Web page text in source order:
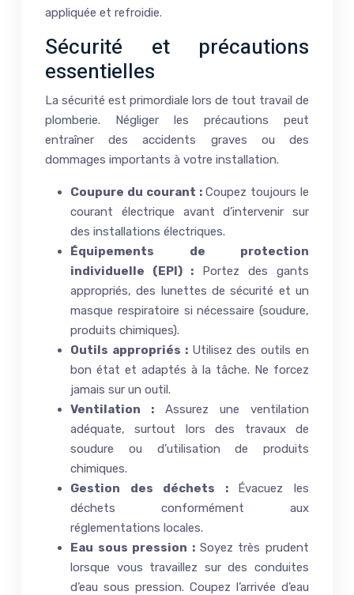
appliquée et refroidie.
Sécurité et précautions
essentielles
La sécurité est primordiale lors de tout travail de
plomberie. Négliger les précautions peut
entraîner des accidents graves ou des
dommages importants à votre installation.
Coupure du courant : Coupez toujours le
courant électrique avant d’intervenir sur
des installations électriques.
Équipements de protection
individuelle (EPI) : Portez des gants
appropriés, des lunettes de sécurité et un
masque respiratoire si nécessaire (soudure,
produits chimiques).
Outils appropriés : Utilisez des outils en
bon état et adaptés à la tâche. Ne forcez
jamais sur un outil.
Ventilation : Assurez une ventilation
adéquate, surtout lors des travaux de
soudure ou d’utilisation de produits
chimiques.
Gestion des déchets : Évacuez les
déchets conformément aux
réglementations locales.
Eau sous pression : Soyez très prudent
lorsque vous travaillez sur des conduites
d’eau sous pression. Coupez l’arrivée d’eau